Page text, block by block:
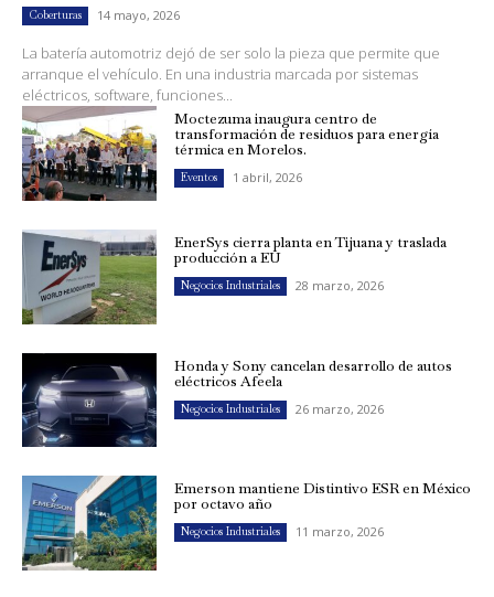
Coberturas 14 mayo, 2026
La batería automotriz dejó de ser solo la pieza que permite que
arranque el vehículo. En una industria marcada por sistemas
eléctricos, software, funciones...
Moctezuma inaugura centro de
transformación de residuos para energía
térmica en Morelos.
Eventos 1 abril, 2026
EnerSys cierra planta en Tijuana y traslada
producción a EU
Negocios Industriales 28 marzo, 2026
Honda y Sony cancelan desarrollo de autos
eléctricos Afeela
Negocios Industriales 26 marzo, 2026
Emerson mantiene Distintivo ESR en México
por octavo año
Negocios Industriales 11 marzo, 2026